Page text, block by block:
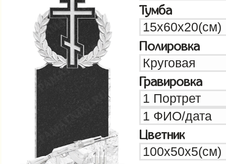
Тумба
Полировка
Гравировка
Цветник